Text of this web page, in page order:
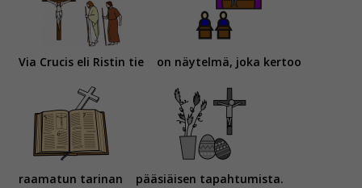
Via Crucis eli Ristin tie on näytelmä, joka kertoo
raamatun tarinan pääsiäisen tapahtumista.